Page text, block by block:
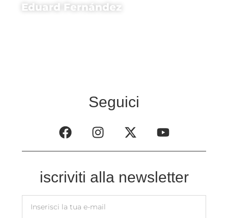
Eduard Fernández
Seguici
iscriviti alla newsletter